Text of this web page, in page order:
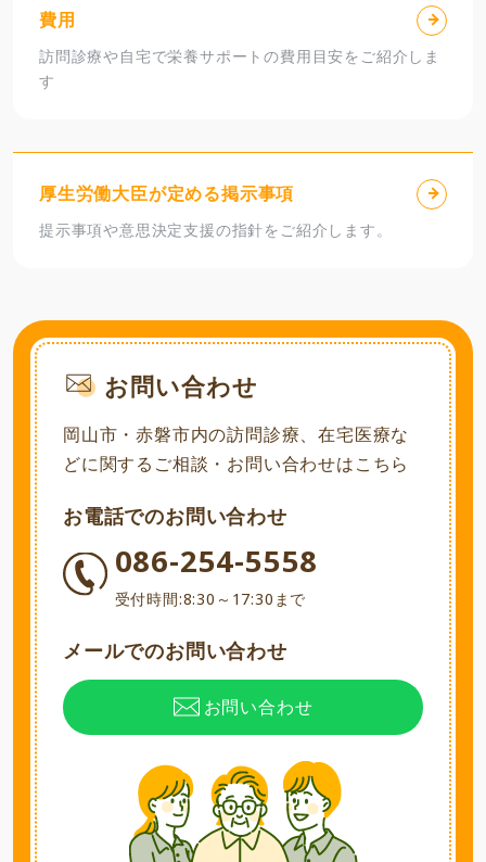
費用
訪問診療や自宅で栄養サポートの費用目安をご紹介しま
す
厚生労働大臣が定める掲示事項
提示事項や意思決定支援の指針をご紹介します。
お問い合わせ
岡山市・赤磐市内の訪問診療、在宅医療な
どに関するご相談・お問い合わせはこちら
お電話でのお問い合わせ
086-254-5558
受付時間:8:30～17:30まで
メールでのお問い合わせ
お問い合わせ